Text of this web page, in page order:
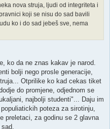
nova struja, ljudi od integriteta i
koji se nisu do sad bavili
ko i do sad jebeš sve, nema
ko da ne znas kakav je narod.
bolji nego prosle generacije,
Otprilike ko kad cekas tiket
do promjene, odjednom se
najbolji studenti"... Daju im
poteza za sirotinju,
preletaci, za godinu se 2 glavna